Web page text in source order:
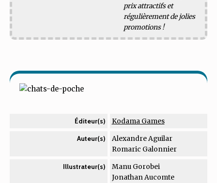
prix attractifs et
régulièrement de jolies
promotions !
Éditeur(s) Kodama Games
Auteur(s)
Alexandre Aguilar
Romaric Galonnier
Illustrateur(s)
Manu Gorobei
Jonathan Aucomte